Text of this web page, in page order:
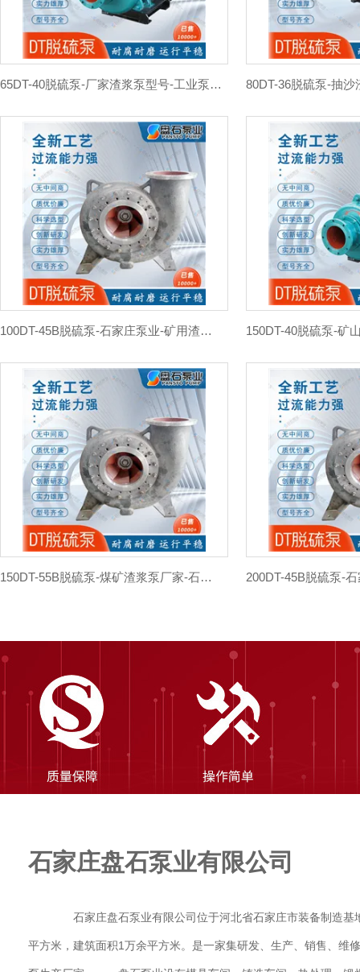
65DT-40脱硫泵-厂家渣浆泵型号-工业泵离心泵
100DT-45B脱硫泵-石家庄泵业-矿用渣浆泵厂家
150DT-55B脱硫泵-煤矿渣浆泵厂家-石家庄水泵厂
石家庄盘石泵业有限公司
石家庄盘石泵业有限公司位于河北省石家庄市装备制造基
平方米，建筑面积1万余平方米。是一家集研发、生产、销售、维